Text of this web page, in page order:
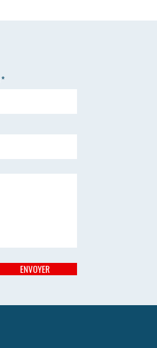
ENVOYER